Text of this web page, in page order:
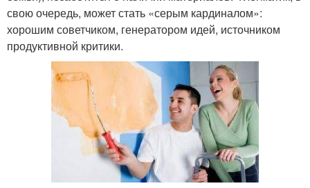
свою очередь, может стать «серым кардиналом»:
хорошим советчиком, генератором идей, источником
продуктивной критики.